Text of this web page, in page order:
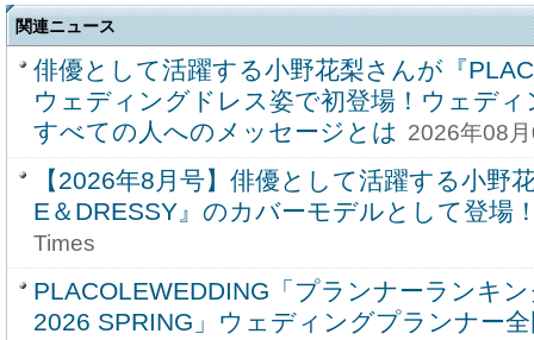
関連ニュース
俳優として活躍する小野花梨さんが『
ウェディングドレス姿で初登場！ウェデ
すべての人へのメッセージとは 2026年08
【2026年8月号】俳優として活躍する小野
E＆DRESSY』のカバーモデルとして登場
Times
PLACOLEWEDDING「プランナーランキ
2026 SPRING」ウェディングプランナー